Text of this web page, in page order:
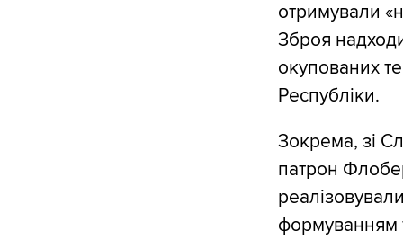
отримували
Зброя
окупованих
Республіки.
Зокрема, зі
патрон
формуванням